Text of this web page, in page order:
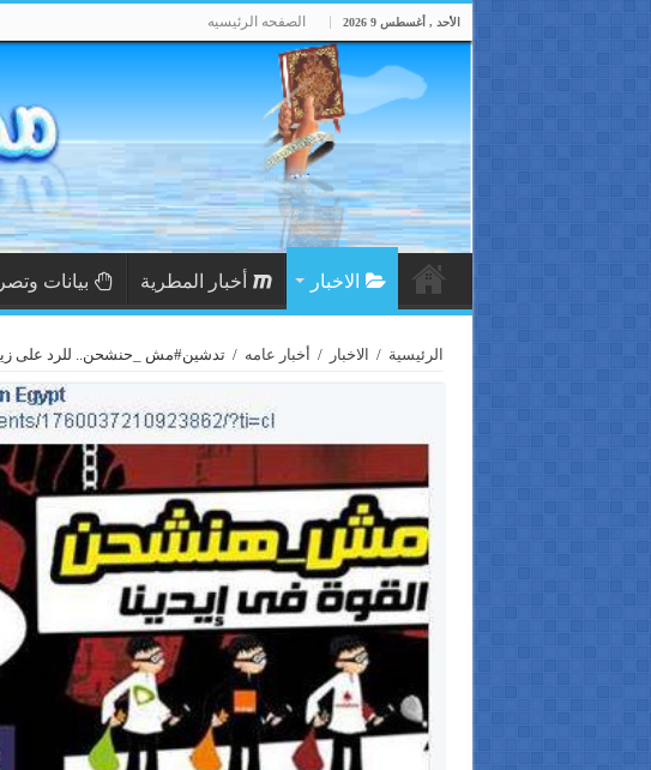
الأحد , أغسطس 9 2026 الصفحه الرئيسيه
الاخبار أخبار المطرية بيانات
الرئيسية / الاخبار / أخبار عامه / تدشين#مش _حنشحن.. للرد على